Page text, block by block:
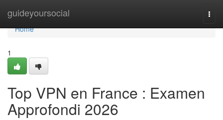
guideyoursocial
Home
Home
1
Top VPN en France : Examen
Approfondi 2026